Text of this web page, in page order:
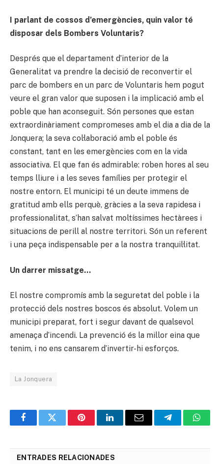
I parlant de cossos d’emergències, quin valor té
disposar dels Bombers Voluntaris?
Després que el departament d’interior de la
Generalitat va prendre la decisió de reconvertir el
parc de bombers en un parc de Voluntaris hem pogut
veure el gran valor que suposen i la implicació amb el
poble que han aconseguit. Són persones que estan
extraordinàriament compromeses amb el dia a dia de la
Jonquera; la seva col·laboració amb el poble és
constant, tant en les emergències com en la vida
associativa. El que fan és admirable: roben hores al seu
temps lliure i a les seves famílies per protegir el
nostre entorn. El municipi té un deute immens de
gratitud amb ells perquè, gràcies a la seva rapidesa i
professionalitat, s’han salvat moltíssimes hectàrees i
situacions de perill al nostre territori. Són un referent
i una peça indispensable per a la nostra tranquil·litat.
Un darrer missatge…
El nostre compromís amb la seguretat del poble i la
protecció dels nostres boscos és absolut. Volem un
municipi preparat, fort i segur davant de qualsevol
amenaça d’incendi. La prevenció és la millor eina que
tenim, i no ens cansarem d’invertir-hi esforços.
La Jonquera
FacebookTwitter PinterestLinkedInEmail Telegram
ENTRADES RELACIONADES